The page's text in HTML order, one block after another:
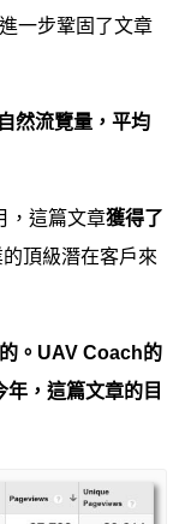
一步鞏固了文章
然流覽量，平均
，這篇文章獲得了
頂級潛在客戶來
。 UAV Coach的
年，這篇文章的目